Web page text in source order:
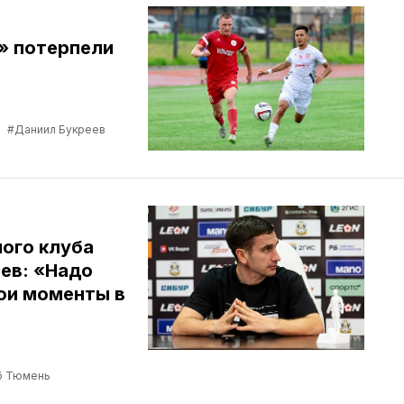
потерпели
#Даниил Букреев
клуба
«Надо
моменты в
Тюмень